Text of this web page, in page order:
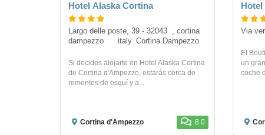
Hotel Alaska Cortina
Largo delle poste, 39 - 32043  , cortina
dampezzo      italy. Cortina Dampezzo
Si decides alojarte en Hotel Alaska Cortina
de Cortina d'Ampezzo, estarás cerca de
remontes de esquí y a...
Cortina d'Ampezzo 8.0
Via
El
un
coche